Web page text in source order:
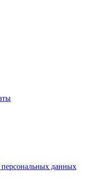
персональных данных